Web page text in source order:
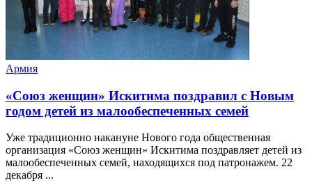
Армия
«Союз женщин» Искитима поздравил с Новым
годом детей из малообеспеченных семей
Уже традиционно накануне Нового года общественная
организация «Союз женщин» Искитима поздравляет детей из
малообеспеченных семей, находящихся под патронажем. 22
декабря ...